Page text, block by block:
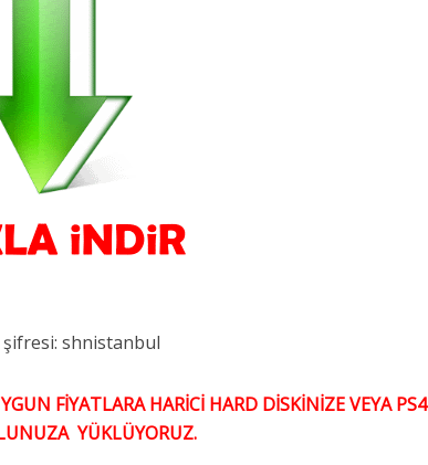
şifresi: shnistanbul
FİYATLARA HARİCİ HARD DİSKİNİZE VEYA PS4
YÜKLÜYORUZ.